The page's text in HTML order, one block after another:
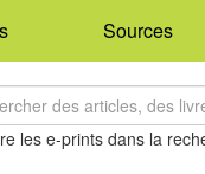
Sources
les e-prints dans la